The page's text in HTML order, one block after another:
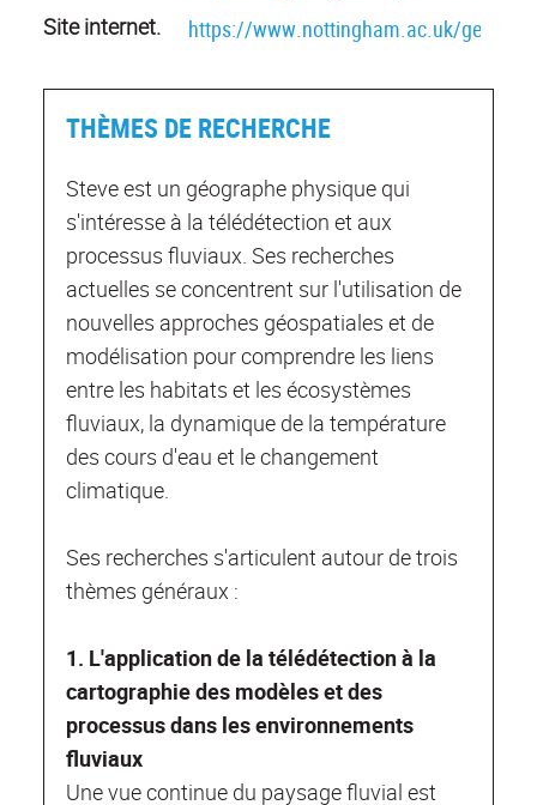
Site internet.
https://www.nottingham.ac.uk/
THÈMES DE RECHERCHE
Steve est un géographe physique qui
s'intéresse à la télédétection et aux
processus fluviaux. Ses recherches
actuelles se concentrent sur l'utilisation de
nouvelles approches géospatiales et de
modélisation pour comprendre les liens
entre les habitats et les écosystèmes
fluviaux, la dynamique de la température
des cours d'eau et le changement
climatique.
Ses recherches s'articulent autour de trois
thèmes généraux :
1. L'application de la télédétection à la
cartographie des modèles et des
processus dans les environnements
fluviaux
Une vue continue du paysage fluvial est